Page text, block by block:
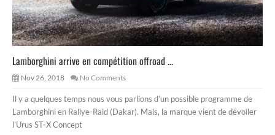
Lamborghini arrive en compétition offroad ...
Nov 26, 2018 No Comments
Il y a quelques temps nous vous parlions d’un possible programme de
Lamborghini en Rallye-Raid (Dakar). Mais, la marque vient de dévoiler
l’Urus ST-X Concept